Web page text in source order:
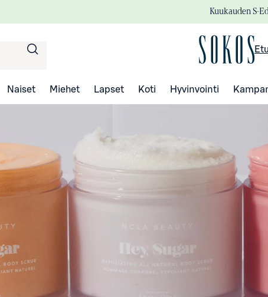
Kuukauden S-
Naiset Miehet Lapset Koti Hyvinvointi